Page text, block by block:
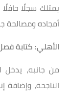
يمتلك سجلًا
أمجاده ومصالحة
الأهلي: كتابة
من جانبه، يدخل
الناجحة،